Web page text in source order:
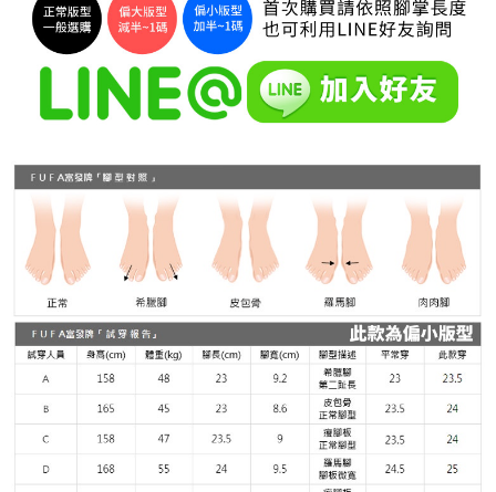
【注意事項】
１．透過由恩沛科技股份有限公司提供之「AFTEE先享後付」服務完成之交
易，需依本服務之必要範圍內提供個人資料，並將交易相關給付款項請求債
權轉讓予恩沛科技股份有限公司。
２．關於個人資料處理事宜，請瀏覽以下網址：
https://aftee.tw/terms/#terms3
任。
時審查核予不同之上限額度；若仍有額度不足之情形，本公司將視審查結果
請求用戶進行身份認證。
５．嚴禁一人註冊多個帳號或使用他人資訊註冊。若發現惡意使用之情形，
恩沛科技股份有限公司將有權停止該用戶之使用額度並採取法律行動。
新竹物流宅配
每筆NT$90，滿NT$999(含以上)免運費
查看運費